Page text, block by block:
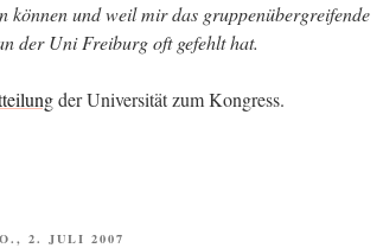
kön­nen und weil mir das grup­pen­über­grei­fen­de
der Uni Frei­burg oft gefehlt hat.
der Uni­ver­si­tät zum Kongress.
2. JULI 2007